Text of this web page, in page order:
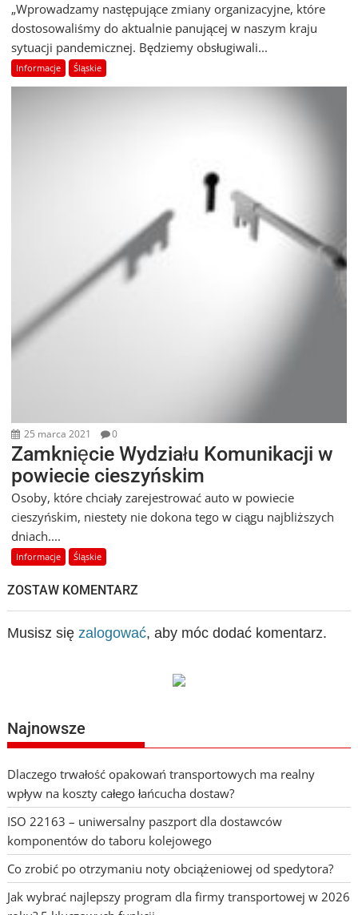
„Wprowadzamy następujące zmiany organizacyjne, które
dostosowaliśmy do aktualnie panującej w naszym kraju
sytuacji pandemicznej. Będziemy obsługiwali...
Informacje Śląskie
25 marca 2021 0
Zamknięcie Wydziału Komunikacji w
powiecie cieszyńskim
Osoby, które chciały zarejestrować auto w powiecie
cieszyńskim, niestety nie dokona tego w ciągu najbliższych
dniach....
Informacje Śląskie
ZOSTAW KOMENTARZ
Musisz się zalogować, aby móc dodać komentarz.
Najnowsze
Dlaczego trwałość opakowań transportowych ma realny
wpływ na koszty całego łańcucha dostaw?
ISO 22163 – uniwersalny paszport dla dostawców
komponentów do taboru kolejowego
Co zrobić po otrzymaniu noty obciążeniowej od spedytora?
Jak wybrać najlepszy program dla firmy transportowej w 2026